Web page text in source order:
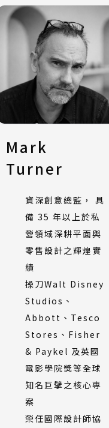
Mark
Turner
資深創意總監， 具
備 35 年以上於私
營領域深耕平面與
零售設計之輝煌實
績
操刀Walt Disney
Studios、
Abbott、Tesco
Stores、Fisher
& Paykel 及英國
電影學院獎等全球
知名巨擘之核心專
案
榮任國際設計師協